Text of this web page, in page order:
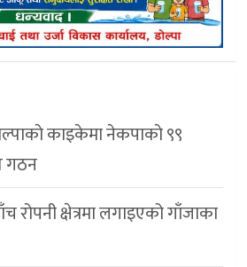
काइकेमा नेकपाकाे ९९
गठन
रोपनी क्षेत्रमा लगाइएको गाँजाका